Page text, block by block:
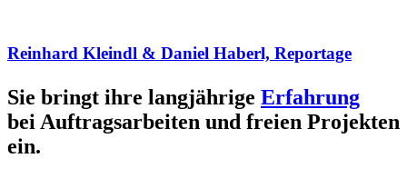
Reinhard Kleindl & Daniel Haberl, Reportage
Sie bringt ihre langjährige Erfahrung
bei Auftragsarbeiten und freien Projekten
ein.